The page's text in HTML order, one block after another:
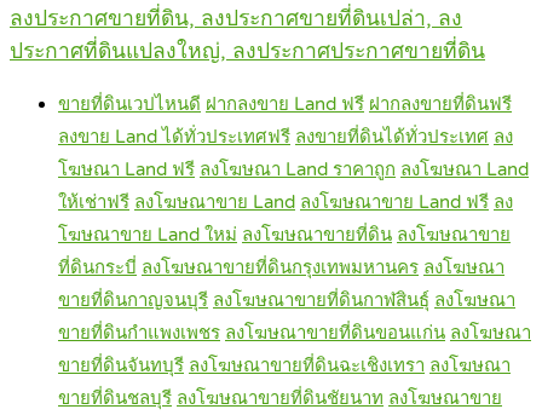
ลงประกาศขายที่ดิน, ลงประกาศขายที่ดินเปล่า, ลง
ประกาศที่ดินแปลงใหญ่, ลงประกาศประกาศขายที่ดิน
ขายที่ดินเวปไหนดี ฝากลงขาย Land ฟรี ฝากลงขายที่ดินฟรี
ลงขาย Land ได้ทั่วประเทศฟรี ลงขายที่ดินได้ทั่วประเทศ ลง
โฆษณา Land ฟรี ลงโฆษณา Land ราคาถูก ลงโฆษณา Land
ให้เช่าฟรี ลงโฆษณาขาย Land ลงโฆษณาขาย Land ฟรี ลง
โฆษณาขาย Land ใหม่ ลงโฆษณาขายที่ดิน ลงโฆษณาขาย
ที่ดินกระบี่ ลงโฆษณาขายที่ดินกรุงเทพมหานคร ลงโฆษณา
ขายที่ดินกาญจนบุรี ลงโฆษณาขายที่ดินกาฬสินธุ์ ลงโฆษณา
ขายที่ดินกำแพงเพชร ลงโฆษณาขายที่ดินขอนแก่น ลงโฆษณา
ขายที่ดินจันทบุรี ลงโฆษณาขายที่ดินฉะเชิงเทรา ลงโฆษณา
ขายที่ดินชลบุรี ลงโฆษณาขายที่ดินชัยนาท ลงโฆษณาขาย